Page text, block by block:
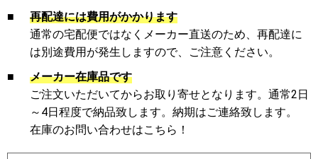
■
再配達には費用がかかります
通常の宅配便ではなくメーカー直送のため、再配達に
は別途費用が発生しますので、ご注意ください。
■
メーカー在庫品です
ご注文いただいてからお取り寄せとなります。通常2日
～4日程度で納品致します。納期はご連絡致します。
在庫のお問い合わせはこちら！